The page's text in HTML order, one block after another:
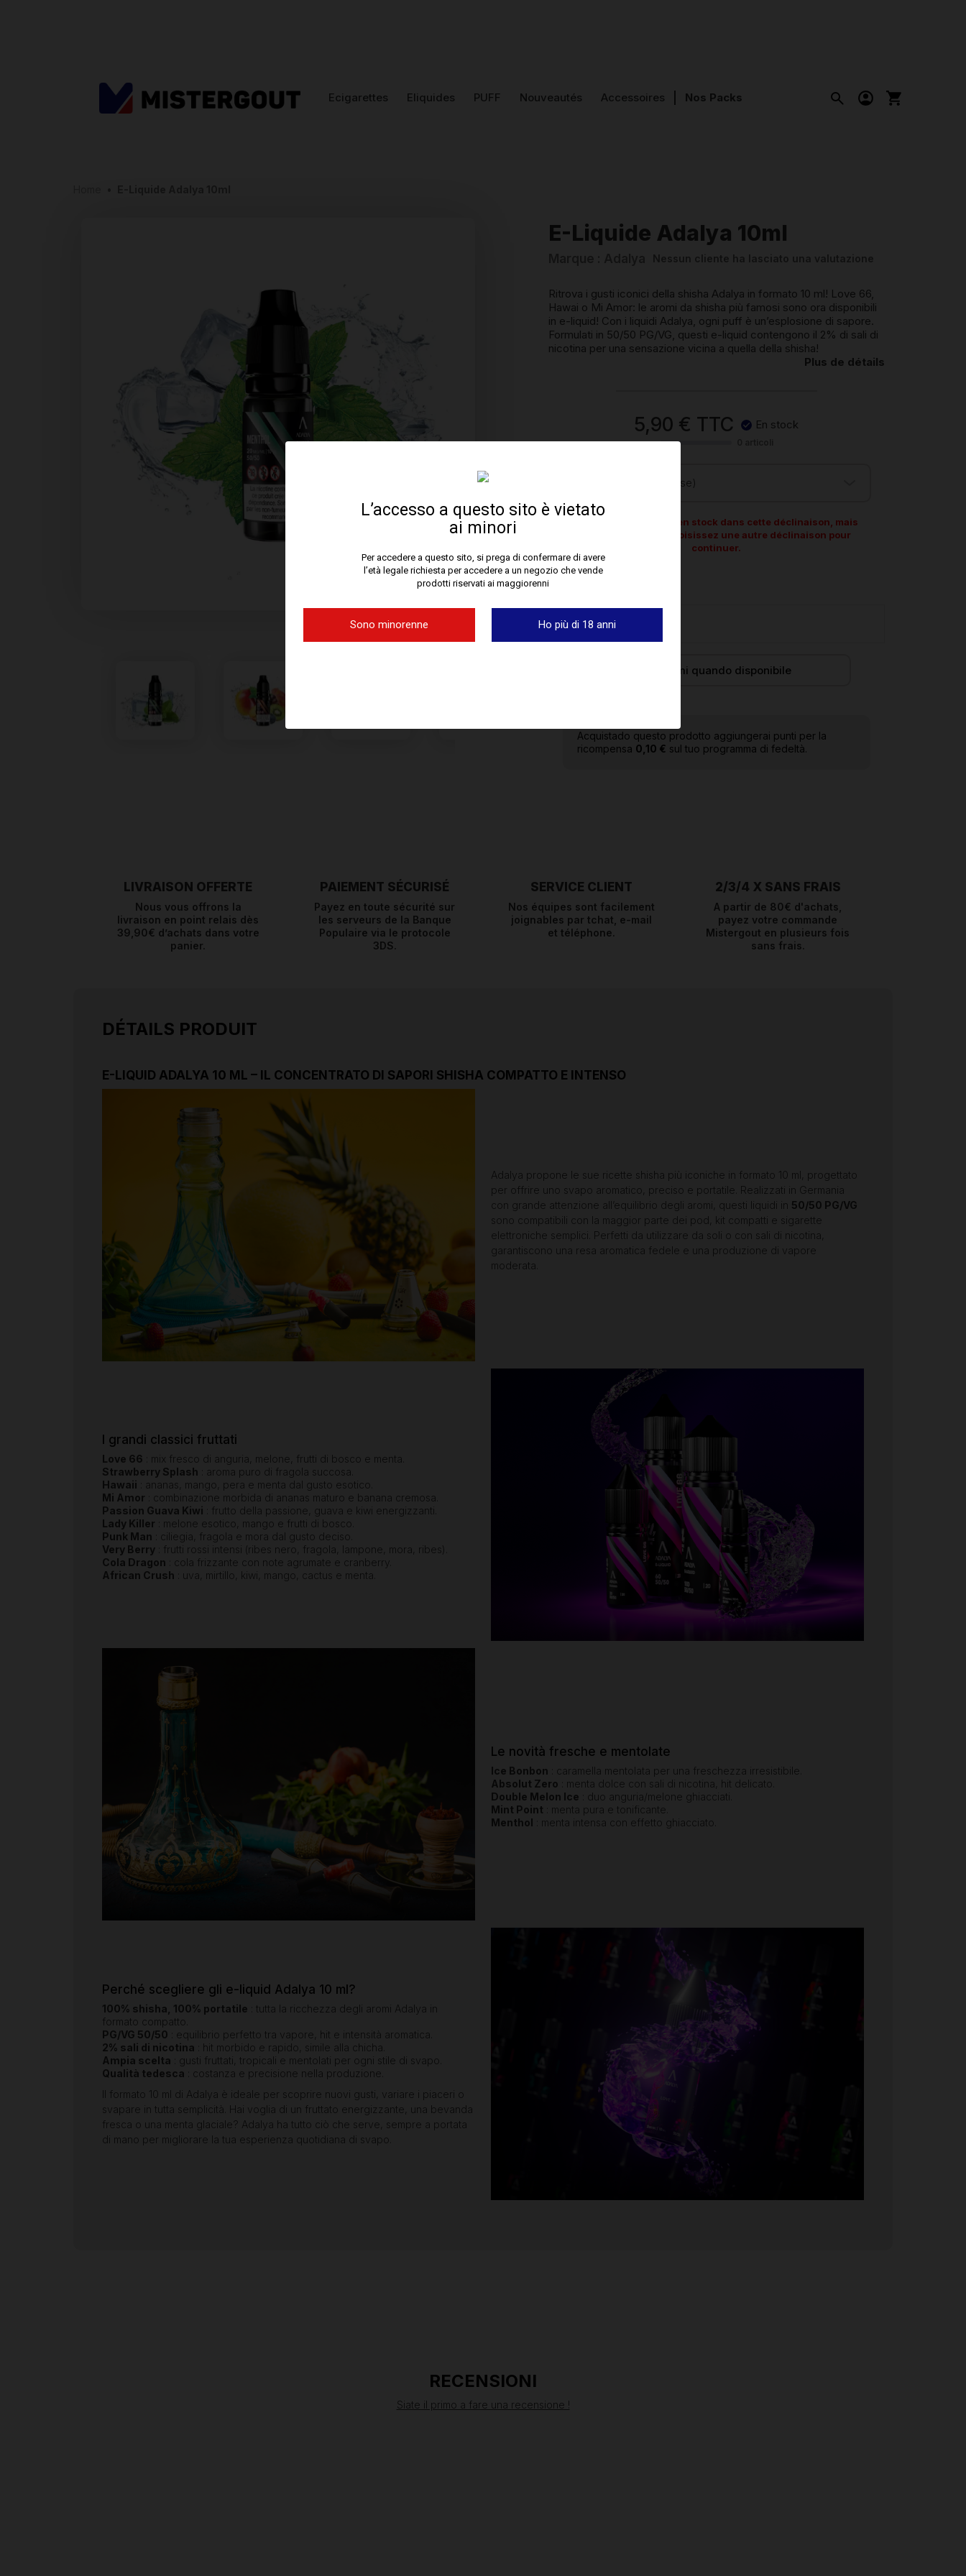
L’accesso a questo sito è vietato
ai minori
Per accedere a questo sito, si prega di confermare di avere
l’età legale richiesta per accedere a un negozio che vende
prodotti riservati ai maggiorenni
Sono minorenne Ho più di 18 anni
Ecigarettes Eliquides PUFF Nouveautés Accessoires Nos Packs
E-Liquide Adalya 10ml
Ritrova i gusti iconici della shisha Adalya in formato 10 ml! Love 66,
Hawai o Mi Amor: le aromi da shisha più famosi sono ora disponibili
in e-liquid! Con i liquidi Adalya, ogni puff è un’esplosione di sapore.
Formulati in 50/50 PG/VG, questi e-liquid contengono il 2% di sali di
nicotina per una sensazione vicina a quella della shisha!
Plus de détails
5,90 € TTC En stock
Menthol (Menthe intense)
Ce produit n'est plus en stock dans cette déclinaison, mais
reste disponible. Choisissez une autre déclinaison pour
continuer.
Avvisami quando disponibile
Acquistado questo prodotto aggiungerai punti per la
ricompensa 0,10 € sul tuo programma di fedeltà.
LIVRAISON OFFERTE
Nous vous offrons la
livraison en point relais dès
39,90€ d’achats dans votre
panier.
PAIEMENT SÉCURISÉ
Payez en toute sécurité sur
les serveurs de la Banque
Populaire via le protocole
3DS.
SERVICE CLIENT
Nos équipes sont facilement
joignables par tchat, e-mail
et téléphone.
2/3/4 X SANS FRAIS
A partir de 80€ d'achats,
payez votre commande
Mistergout en plusieurs fois
sans frais.
DÉTAILS PRODUIT
E-LIQUID ADALYA 10 ML – IL CONCENTRATO DI SAPORI SHISHA COMPATTO E INTENSO
Adalya propone le sue ricette shisha più iconiche in formato 10 ml, progettato
per offrire uno svapo aromatico, preciso e portatile. Realizzati in Germania
con grande attenzione all’equilibrio degli aromi, questi liquidi in 50/50 PG/VG
sono compatibili con la maggior parte dei pod, kit compatti e sigarette
elettroniche semplici. Perfetti da utilizzare da soli o con sali di nicotina,
garantiscono una resa aromatica fedele e una produzione di vapore
moderata.
I grandi classici fruttati
Love 66 : mix fresco di anguria, melone, frutti di bosco e menta.
Strawberry Splash : aroma puro di fragola succosa.
Hawaii : ananas, mango, pera e menta dal gusto esotico.
Mi Amor : combinazione morbida di ananas maturo e banana cremosa.
Passion Guava Kiwi : frutto della passione, guava e kiwi energizzanti.
Lady Killer : melone esotico, mango e frutti di bosco.
Punk Man : ciliegia, fragola e mora dal gusto deciso.
Very Berry : frutti rossi intensi (ribes nero, fragola, lampone, mora, ribes).
Cola Dragon : cola frizzante con note agrumate e cranberry.
African Crush : uva, mirtillo, kiwi, mango, cactus e menta.
Le novità fresche e mentolate
Ice Bonbon : caramella mentolata per una freschezza irresistibile.
Absolut Zero : menta dolce con sali di nicotina, hit delicato.
Double Melon Ice : duo anguria/melone ghiacciati.
Mint Point : menta pura e tonificante.
Menthol : menta intensa con effetto ghiacciato.
Perché scegliere gli e-liquid Adalya 10 ml?
100% shisha, 100% portatile : tutta la ricchezza degli aromi Adalya in
formato compatto.
PG/VG 50/50 : equilibrio perfetto tra vapore, hit e intensità aromatica.
2% sali di nicotina : hit morbido e rapido, simile alla chicha.
Ampia scelta : gusti fruttati, tropicali e mentolati per ogni stile di svapo.
Qualità tedesca : costanza e precisione nella produzione.
Il formato 10 ml di Adalya è ideale per scoprire nuovi gusti, variare i piaceri o
svapare in tutta semplicità. Hai voglia di un fruttato energizzante, una bevanda
fresca o una menta glaciale? Adalya ha tutto ciò che serve, sempre a portata
di mano per migliorare la tua esperienza quotidiana di svapo.
RECENSIONI
Siate il primo a fare una recensione !